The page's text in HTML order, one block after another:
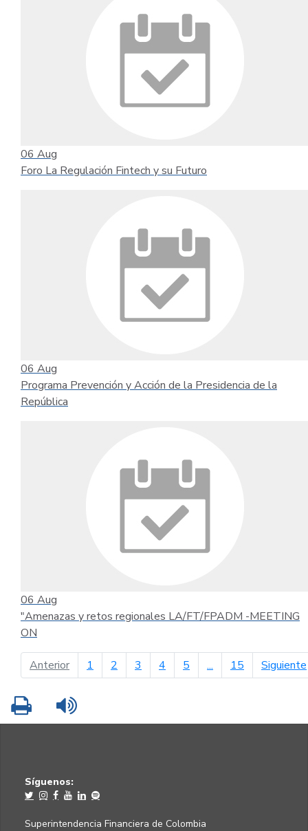
06 Aug
Foro La Regulación Fintech y su Futuro
06 Aug
Programa Prevención y Acción de la Presidencia de la
República
06 Aug
"Amenazas y retos regionales LA/FT/FPADM -MEETING
ON
Anteriorpágina anterior
1 2 3 4 5 ... 15 Siguiente
Imprimir
Síguenos:
Superintendencia Financiera de Colombia